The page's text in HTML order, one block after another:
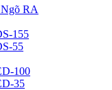
RA
155
55
100
35